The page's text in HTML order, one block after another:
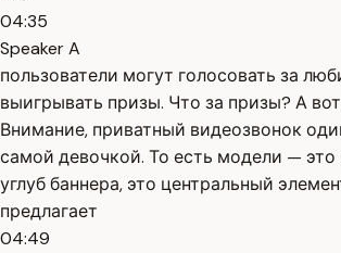
04:35
Speaker A
пользователи могут голосовать за
выигрывать призы. Что за призы? А
Внимание, приватный видеозвонок
самой девочкой. То есть модели — это
углуб баннера, это центральный
предлагает
04:49